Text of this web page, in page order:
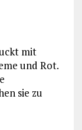
mit
und Rot.
sie zu